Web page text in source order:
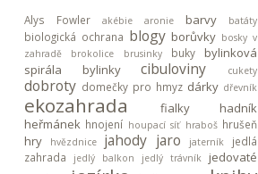
Alys Fowler akébie aronie barvy batáty
biologická ochrana blogy borůvky bosky v
zahradě
brokolice brusinky buky
bylinková
spirála
bylinky cibuloviny cukety
dobroty domečky pro hmyz dárky dřevník
ekozahrada fialky
hadník
heřmánek hnojení houpací síť hraboš hrušeň
hry hvězdnice jahody jaro jaterník
jedlá
zahrada
jedlý balkon jedlý trávník
jedovaté